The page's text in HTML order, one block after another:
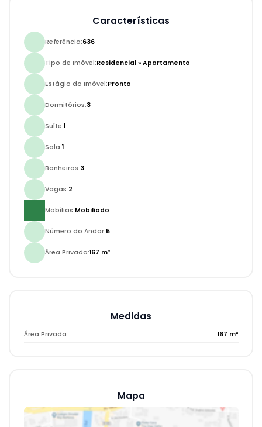
box de praia
acessibilidade para PNE
Características
Referência:636
Tipo de Imóvel:Residencial »Apartamento
Estágio do Imóvel:Pronto
Dormitórios:3
Suíte:1
Sala:1
Banheiros:3
Vagas:2
Mobílias:Mobiliado
Número do Andar:5
Área Privada:167 m²
Medidas
Área Privada: 167 m²
Mapa